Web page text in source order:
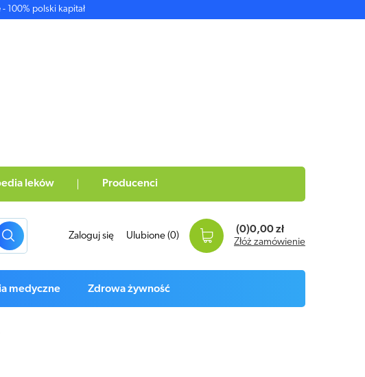
100% polski kapitał
leków Producenci
Zaloguj się Ulubione (0)
(0)0,00 zł
Złóż zamówienie
medyczne Zdrowa żywność